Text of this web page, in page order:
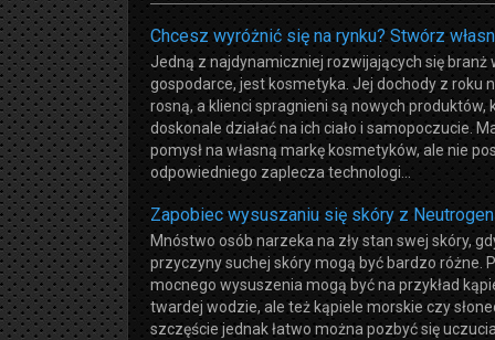
Chcesz wyróżnić się na rynku? Stwórz
Jedną z najdynamiczniej rozwijających się branż
gospodarce, jest kosmetyka. Jej dochody z roku
rosną, a klienci spragnieni są nowych produktów,
doskonale działać na ich ciało i samopoczucie.
pomysł na własną markę kosmetyków, ale nie
odpowiedniego zaplecza technologi...
Zapobiec wysuszaniu się skóry z
Mnóstwo osób narzeka na zły stan swej skóry,
przyczyny suchej skóry mogą być bardzo różne.
mocnego wysuszenia mogą być na przykład
twardej wodzie, ale też kąpiele morskie czy
szczęście jednak łatwo można pozbyć się